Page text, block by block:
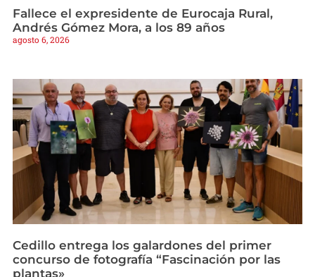
Fallece el expresidente de Eurocaja Rural,
Andrés Gómez Mora, a los 89 años
agosto 6, 2026
Cedillo entrega los galardones del primer
concurso de fotografía “Fascinación por las
plantas»